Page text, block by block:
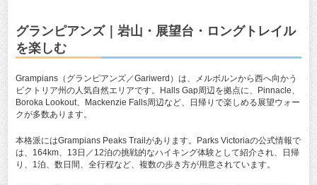
グランピアンズ｜岩山・展望台・ロングトレイル
を楽しむ
Grampians（グランピアンズ／Gariwerd）は、メルボルンから西へ向かう
ビクトリア州の人気自然エリアです。Halls Gap周辺を拠点に、Pinnacle、
Boroka Lookout、Mackenzie Falls周辺など、日帰りで楽しめる展望ウォー
クが多数あります。
本格派にはGrampians Peaks Trailがあります。Parks Victoriaの公式情報で
は、164km、13日／12泊の挑戦的なハイキング体験として紹介され、日帰
り、1泊、数日間、全行程など、複数の歩き方が用意されています。